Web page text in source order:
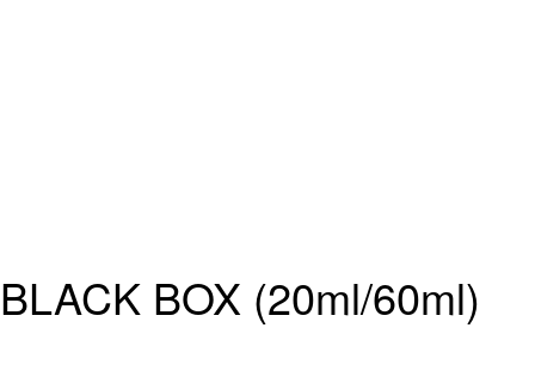
BLACK BOX (20ml/60ml)